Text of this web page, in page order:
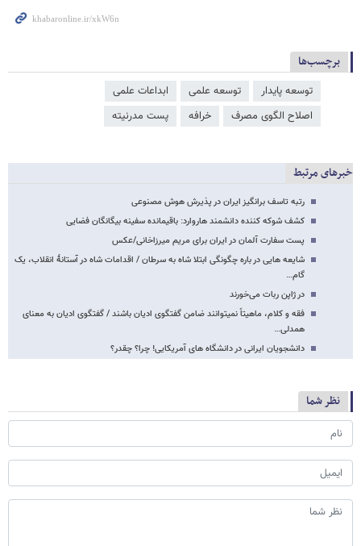
برچسب‌ها
توسعه پایدار توسعه علمی
ابداعات علمی
اصلاح الگوی مصرف
خرافه پست مدرنیته
خبرهای مرتبط
رتبه تاسف برانگیز ایران در پذیرش هوش مصنوعی
کشف شوکه کننده دانشمند هاروارد: باقیمانده سفینه بیگانگان فضایی
پست سفارت آلمان در ایران برای مریم میرزاخانی/عکس
شایعه هایی در باره چگونگی ابتلا شاه به سرطان / اقدامات شاه در آستانۀ انقلاب، یک
گام…
در ژاپن ربات می‌خورند
فقه و کلام، ماهیتاً نمیتوانند ضامن گفتگوی ادیان باشند / گفتگوی ادیان به معنای
همدلی…
دانشجویان ایرانی در دانشگاه های آمریکایی! چرا؟ چقدر؟
نظر شما